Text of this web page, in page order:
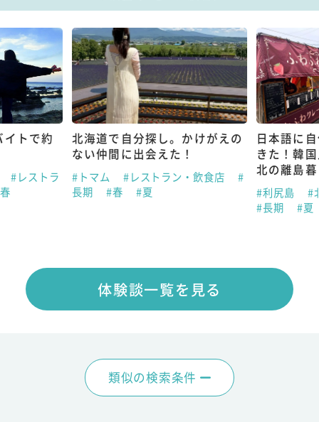
トで約
#レストラ
北海道で自分探し。かけがえの
ない仲間に出会えた！
#トマム #レストラン・飲食店
#
長期
#春 #夏
日本語に
きた！韓
北の離島
#利尻島
#
#長期
#夏
体験談一覧を見る
類似の検索条件